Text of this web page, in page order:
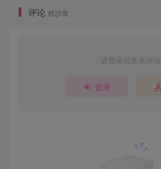
评论 抢沙发
请登录后发表评论
登录